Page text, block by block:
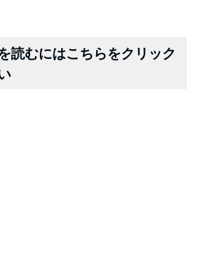
読むにはこちらをクリック